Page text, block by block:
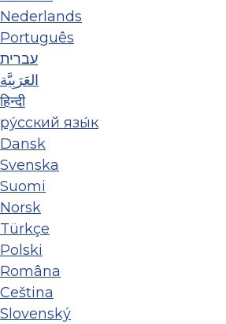
Nederlands
Português
עברית
العَرَبِيَّة
हिन्दी
ру́сский язы́к
Dansk
Svenska
Suomi
Norsk
Türkçe
Polski
Româna
Ceština
Slovenský